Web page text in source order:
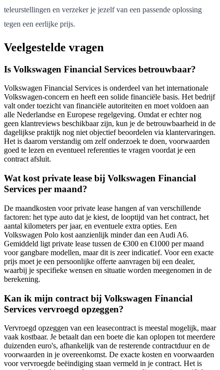
teleurstellingen en verzeker je jezelf van een passende oplossing
tegen een eerlijke prijs.
Veelgestelde vragen
Is Volkswagen Financial Services betrouwbaar?
Volkswagen Financial Services is onderdeel van het internationale
Volkswagen-concern en heeft een solide financiële basis. Het bedrijf
valt onder toezicht van financiële autoriteiten en moet voldoen aan
alle Nederlandse en Europese regelgeving. Omdat er echter nog
geen klantreviews beschikbaar zijn, kun je de betrouwbaarheid in de
dagelijkse praktijk nog niet objectief beoordelen via klantervaringen.
Het is daarom verstandig om zelf onderzoek te doen, voorwaarden
goed te lezen en eventueel referenties te vragen voordat je een
contract afsluit.
Wat kost private lease bij Volkswagen Financial
Services per maand?
De maandkosten voor private lease hangen af van verschillende
factoren: het type auto dat je kiest, de looptijd van het contract, het
aantal kilometers per jaar, en eventuele extra opties. Een
Volkswagen Polo kost aanzienlijk minder dan een Audi A6.
Gemiddeld ligt private lease tussen de €300 en €1000 per maand
voor gangbare modellen, maar dit is zeer indicatief. Voor een exacte
prijs moet je een persoonlijke offerte aanvragen bij een dealer,
waarbij je specifieke wensen en situatie worden meegenomen in de
berekening.
Kan ik mijn contract bij Volkswagen Financial
Services vervroegd opzeggen?
Vervroegd opzeggen van een leasecontract is meestal mogelijk, maar
vaak kostbaar. Je betaalt dan een boete die kan oplopen tot meerdere
duizenden euro's, afhankelijk van de resterende contractduur en de
voorwaarden in je overeenkomst. De exacte kosten en voorwaarden
voor vervroegde beëindiging staan vermeld in je contract. Het is